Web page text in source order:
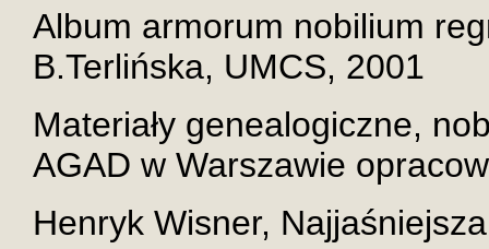
Album armorum nobilium
B.Terlińska, UMCS, 2001
Materiały genealogiczne,
AGAD w Warszawie
Henryk Wisner,